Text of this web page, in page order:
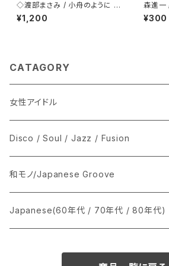
◇渡部まさみ / 小舟のように L
oving You
¥1,200
森進一
¥300
CATAGORY
女性アイドル
シングル盤
あ行
か行
LP
CD
Disco / Soul / Jazz / Fusion
シングル盤
A
12インチ・シングル
和モノ/Japanese Groove
シングル盤
Japanese(60年代 / 70年代 / 80年代)